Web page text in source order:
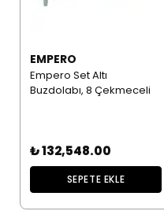
EMPERO
Empero Set Altı
Buzdolabı, 8 Çekmeceli
₺ 132,548.00
SEPETE EKLE